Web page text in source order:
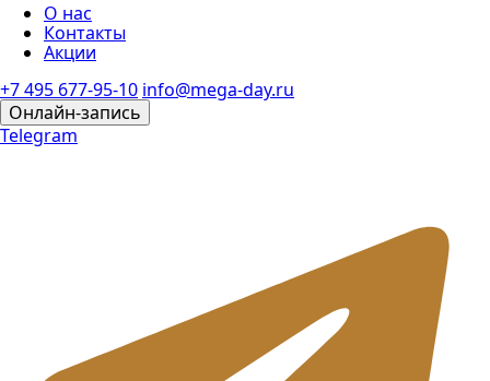
О нас
Контакты
Акции
+7 495 677-95-10 info@mega-day.ru
Онлайн-запись
Telegram